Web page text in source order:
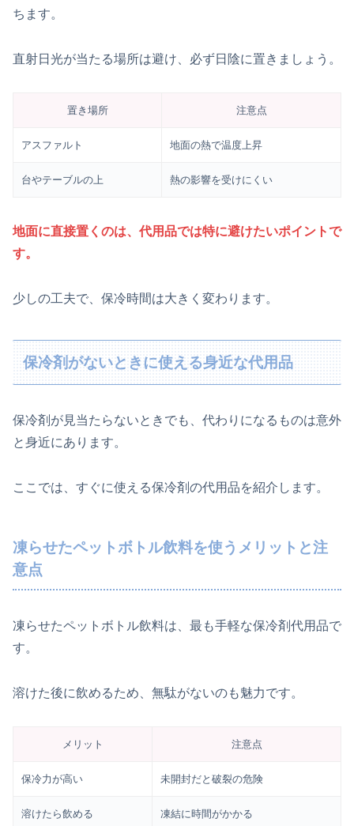
ちます。
直射日光が当たる場所は避け、必ず日陰に置きましょう。
置き場所 注意点
アスファルト 地面の熱で温度上昇
台やテーブルの上 熱の影響を受けにくい
地面に直接置くのは、代用品では特に避けたいポイントで
す。
少しの工夫で、保冷時間は大きく変わります。
保冷剤がないときに使える身近な代用品
保冷剤が見当たらないときでも、代わりになるものは意外
と身近にあります。
ここでは、すぐに使える保冷剤の代用品を紹介します。
凍らせたペットボトル飲料を使うメリットと注
意点
凍らせたペットボトル飲料は、最も手軽な保冷剤代用品で
す。
溶けた後に飲めるため、無駄がないのも魅力です。
メリット 注意点
保冷力が高い 未開封だと破裂の危険
溶けたら飲める 凍結に時間がかかる